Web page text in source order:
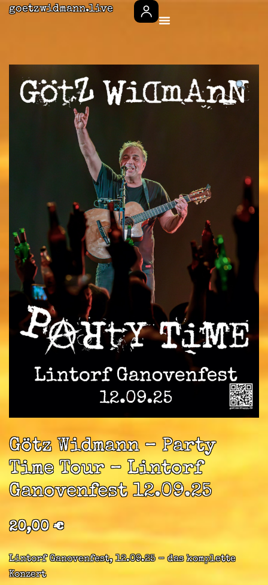
goetzwidmann.live
Götz Widmann – Party
Time Tour – Lintorf
Ganovenfest 12.09.25
20,00€
Lintorf Ganovenfest, 12.09.25 – das komplette
Konzert